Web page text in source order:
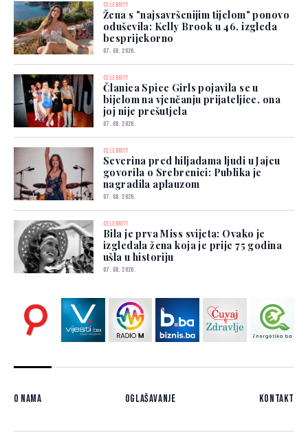
CELEBRITY
Žena s "najsavršenijim tijelom" ponovo
oduševila: Kelly Brook u 46. izgleda
besprijekorno
07. 08. 2026.
CELEBRITY
Članica Spice Girls pojavila se u
bijelom na vjenčanju prijateljice, ona
joj nije prešutjela
07. 08. 2026.
CELEBRITY
Severina pred hiljadama ljudi u Jajcu
govorila o Srebrenici: Publika je
nagradila aplauzom
07. 08. 2026.
CELEBRITY
Bila je prva Miss svijeta: Ovako je
izgledala žena koja je prije 75 godina
ušla u historiju
07. 08. 2026.
O nama Oglašavanje Kontakt